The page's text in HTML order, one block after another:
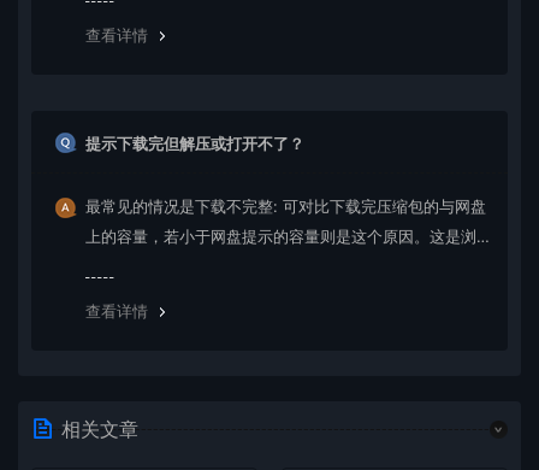
查看详情
提示下载完但解压或打开不了？
最常见的情况是下载不完整: 可对比下载完压缩包的与网盘
上的容量，若小于网盘提示的容量则是这个原因。这是浏
查看详情
相关文章